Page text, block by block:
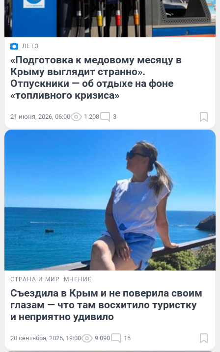
ЛЕТО
«Подготовка к медовому месяцу в
Крыму выглядит странно».
Отпускники — об отдыхе на фоне
«топливного кризиса»
21 июня, 2026, 06:00 1 208 3
СТРАНА И МИР МНЕНИЕ
Съездила в Крым и не поверила своим
глазам — что там восхитило туристку
и неприятно удивило
20 сентября, 2025, 19:00 9 090 16